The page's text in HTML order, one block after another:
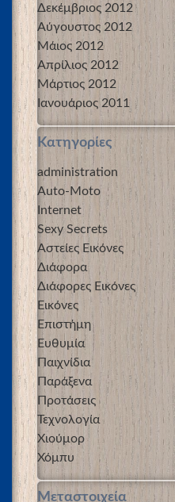
Δεκέμβριος 2012
Αύγουστος 2012
Μάιος 2012
Απρίλιος 2012
Μάρτιος 2012
Ιανουάριος 2011
Kατηγορίες
administration
Auto-Moto
Internet
Sexy Secrets
Αστείες Εικόνες
Διάφορα
Διάφορες Εικόνες
Εικόνες
Επιστήμη
Ευθυμία
Παιχνίδια
Παράξενα
Προτάσεις
Τεχνολογία
Χιούμορ
Χόμπυ
Μεταστοιχεία